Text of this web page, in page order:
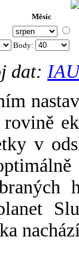
Měsíc
Body:
dat:
rovině
v